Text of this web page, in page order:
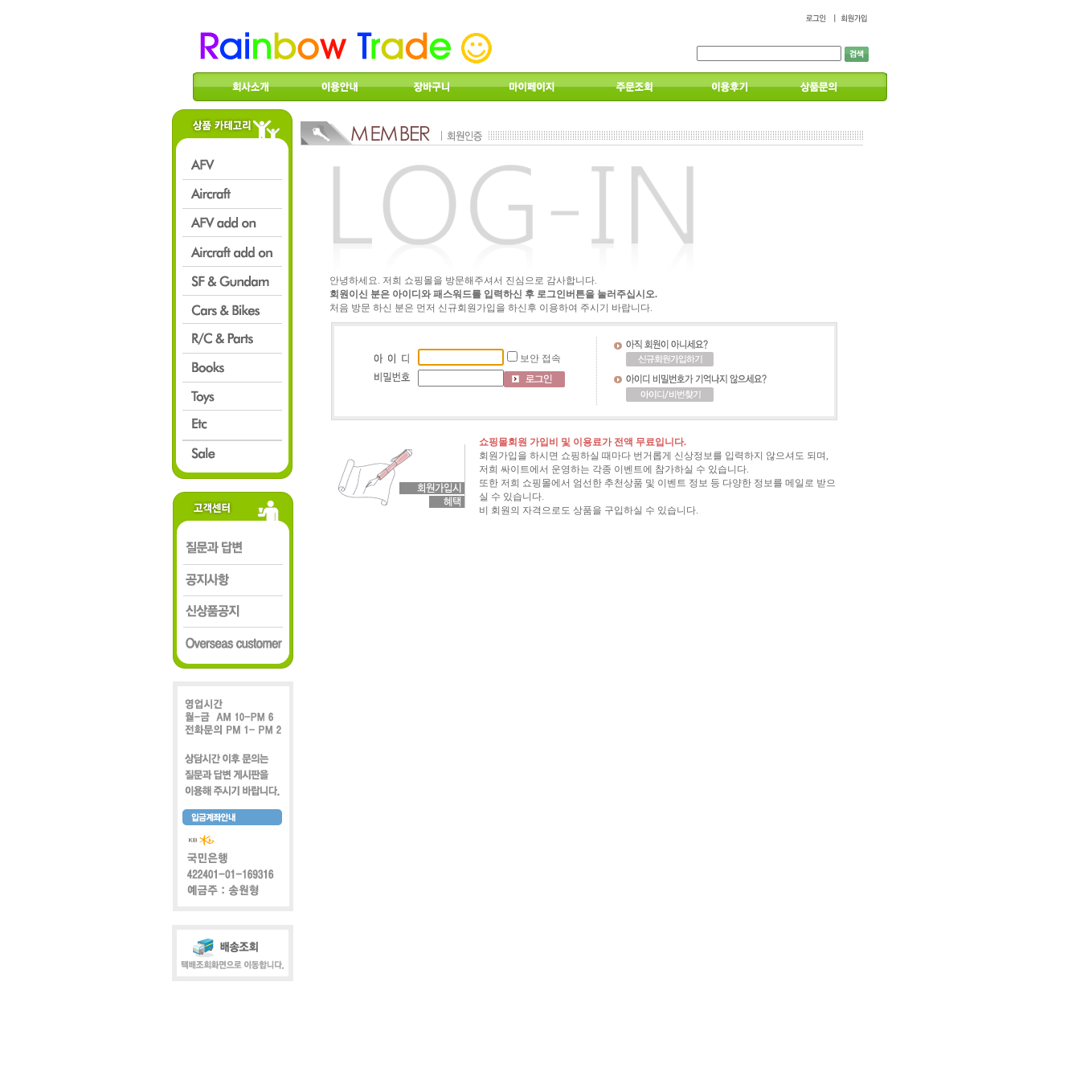
안녕하세요. 저희 쇼핑몰을 방문해주셔서 진심으로 감사합니다.
회원이신 분은 아이디와 패스워드를 입력하신 후 로그인버튼을 눌러주십시오.
처음 방문 하신 분은 먼저 신규회원가입을 하신후 이용하여 주시기 바랍니다.
보안 접속
쇼핑몰회원 가입비 및 이용료가 전액 무료입니다.
회원가입을 하시면 쇼핑하실 때마다 번거롭게 신상정보를 입력하지 않으셔도 되며,
저희 싸이트에서 운영하는 각종 이벤트에 참가하실 수 있습니다.
또한 저희 쇼핑몰에서 엄선한 추천상품 및 이벤트 정보 등 다양한 정보를 메일로 받으
실 수 있습니다.
비 회원의 자격으로도 상품을 구입하실 수 있습니다.